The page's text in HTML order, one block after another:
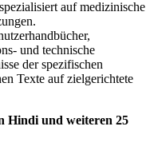
auf medizinische
und technische
der spezifischen
Texte auf zielgerichtete
Hindi und weiteren 25